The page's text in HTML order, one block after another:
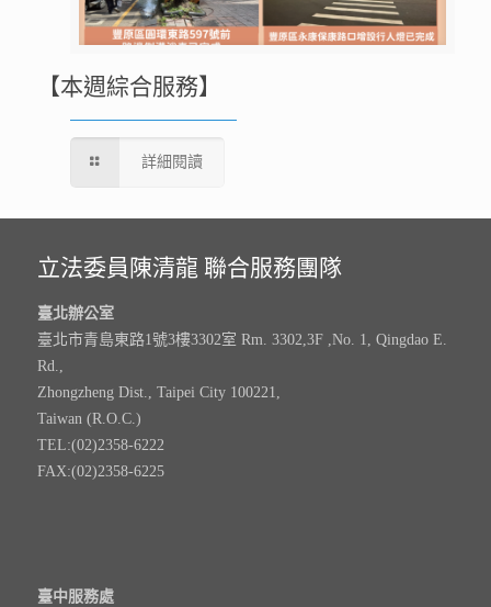
【本週綜合服務】
詳細閱讀
立法委員陳清龍 聯合服務團隊
臺北辦公室
臺北市青島東路1號3樓3302室 Rm. 3302,3F ,No. 1, Qingdao E.
Rd.,
Zhongzheng Dist., Taipei City 100221,
Taiwan (R.O.C.)
TEL:(02)2358-6222
FAX:(02)2358-6225
臺中服務處